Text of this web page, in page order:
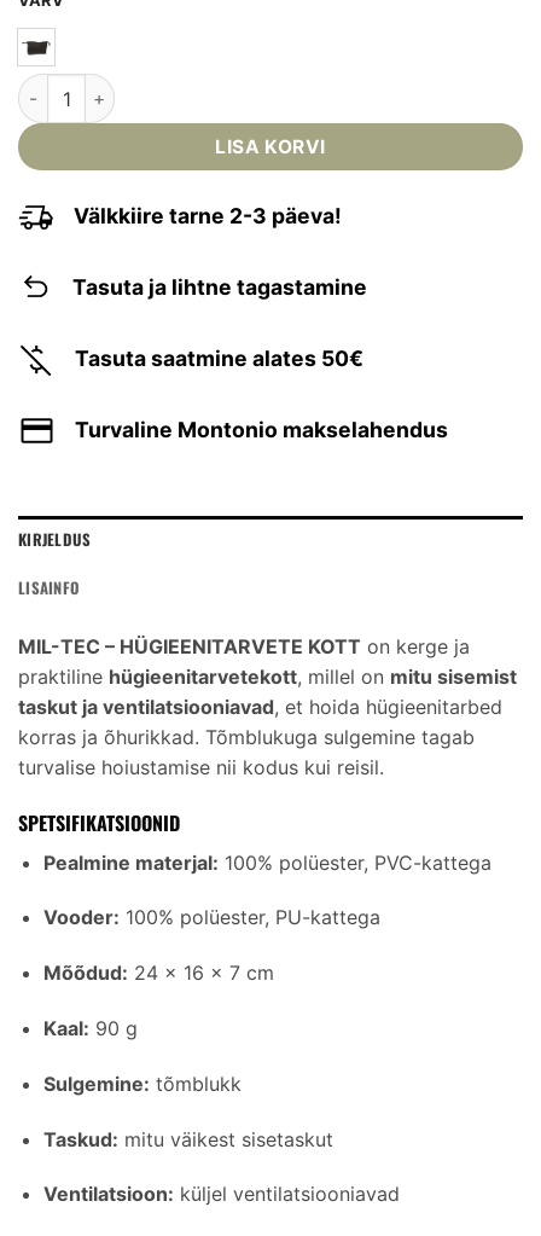
MIL-TEC - HÜGIEENITARVETE KOTT kogus
LISA KORVI
Välkkiire tarne 2-3 päeva!
Tasuta ja lihtne tagastamine
Tasuta saatmine alates 50€
Turvaline Montonio makselahendus
KIRJELDUS
LISAINFO
MIL-TEC – HÜGIEENITARVETE KOTT on kerge ja
praktiline hügieenitarvetekott, millel on mitu sisemist
taskut ja ventilatsiooniavad, et hoida hügieenitarbed
korras ja õhurikkad. Tõmblukuga sulgemine tagab
turvalise hoiustamise nii kodus kui reisil.
SPETSIFIKATSIOONID
Pealmine materjal: 100% polüester, PVC-kattega
Vooder: 100% polüester, PU-kattega
Mõõdud: 24 × 16 × 7 cm
Kaal: 90 g
Sulgemine: tõmblukk
Taskud: mitu väikest sisetaskut
Ventilatsioon: küljel ventilatsiooniavad